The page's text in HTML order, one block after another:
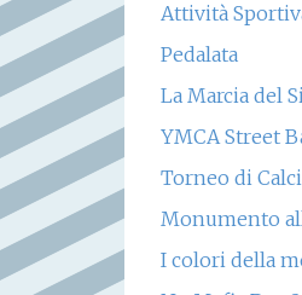
Attività
Pedalata
La Marcia del
YMCA Street
Torneo di
Monumento
I colori della